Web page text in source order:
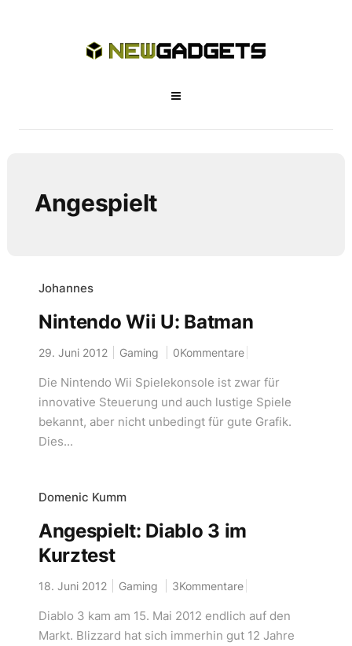
Angespielt
Johannes
Nintendo Wii U: Batman
29. Juni 2012 Gaming 0Kommentare
Die Nintendo Wii Spielekonsole ist zwar für
innovative Steuerung und auch lustige Spiele
bekannt, aber nicht unbedingt für gute Grafik.
Dies...
Domenic Kumm
Angespielt: Diablo 3 im
Kurztest
18. Juni 2012 Gaming 3Kommentare
Diablo 3 kam am 15. Mai 2012 endlich auf den
Markt. Blizzard hat sich immerhin gut 12 Jahre